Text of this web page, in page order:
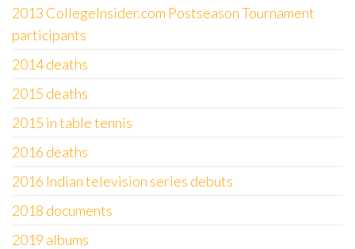
2013 CollegeInsider.com Postseason Tournament
participants
2014 deaths
2015 deaths
2015 in table tennis
2016 deaths
2016 Indian television series debuts
2018 documents
2019 albums